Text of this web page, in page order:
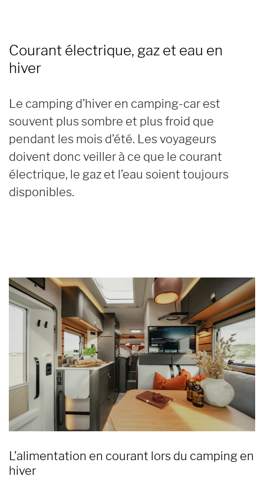
Courant électrique, gaz et eau en
hiver
Le camping d’hiver en camping-car est
souvent plus sombre et plus froid que
pendant les mois d’été. Les voyageurs
doivent donc veiller à ce que le courant
électrique, le gaz et l’eau soient toujours
disponibles.
L’alimentation en courant lors du camping en
hiver